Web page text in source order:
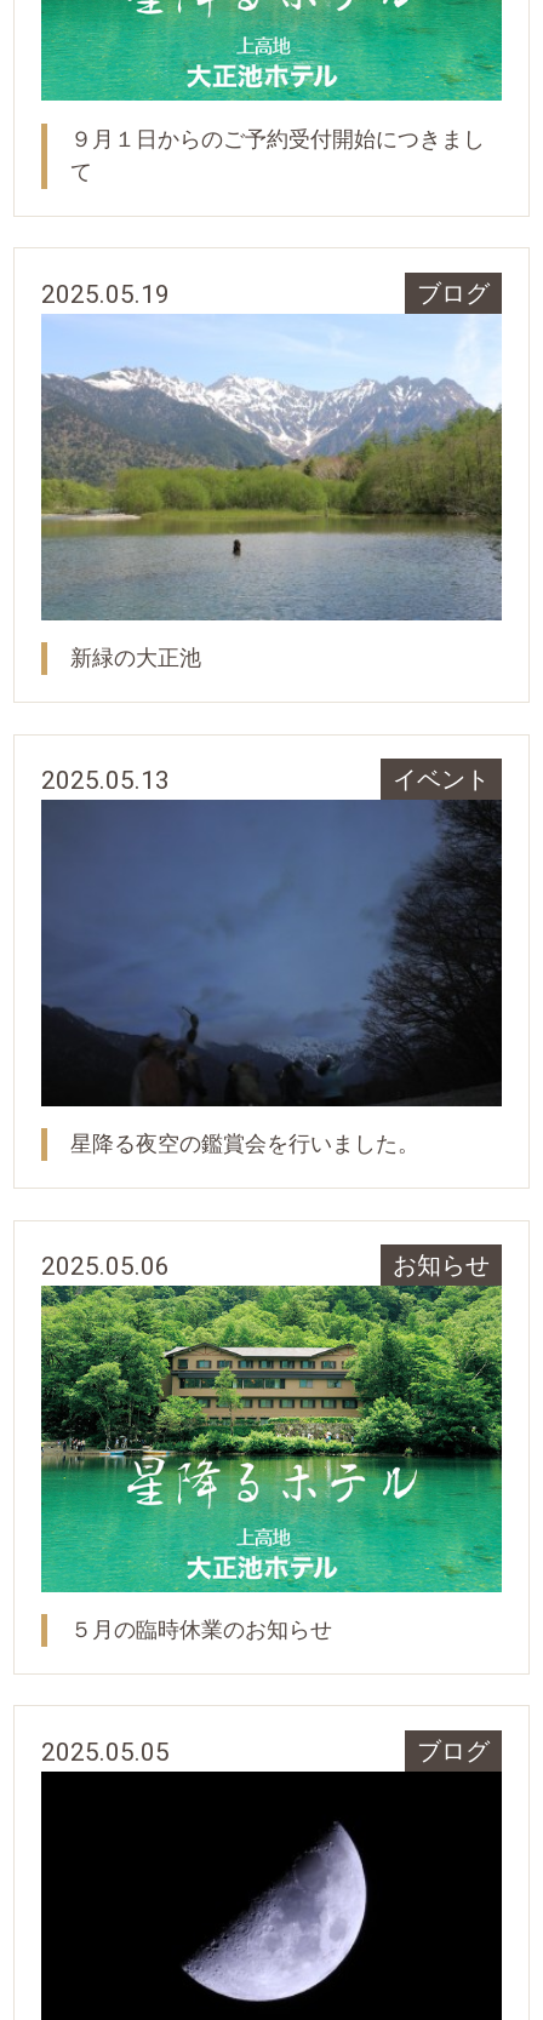
９月１日からのご予約受付開始につきまし
て
2025.05.19 ブログ
新緑の大正池
2025.05.13 イベント
星降る夜空の鑑賞会を行いました。
2025.05.06 お知らせ
５月の臨時休業のお知らせ
2025.05.05 ブログ